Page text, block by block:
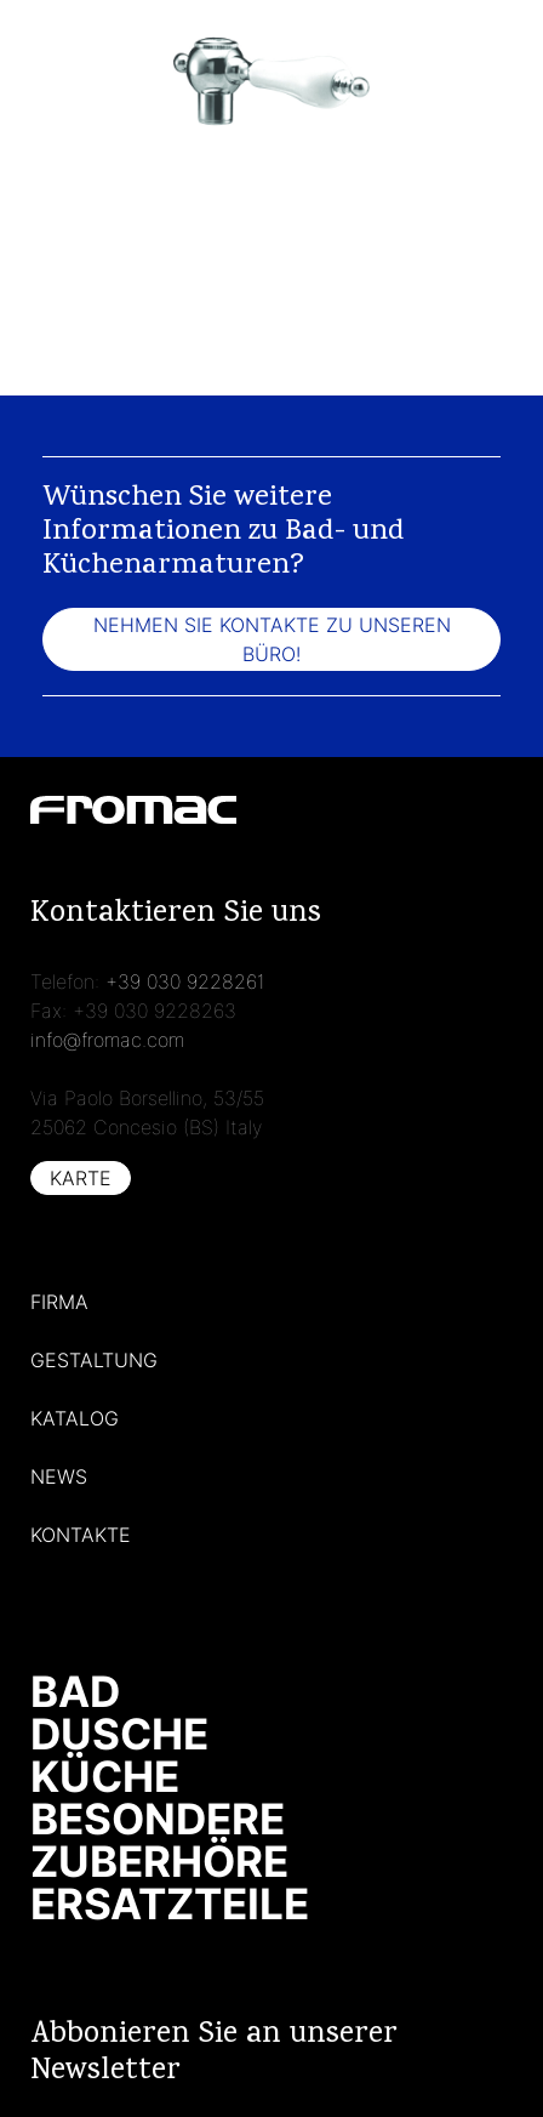
Wünschen Sie weitere
Informationen zu Bad- und
Küchenarmaturen?
NEHMEN SIE KONTAKTE ZU UNSEREN
BÜRO!
Kontaktieren Sie uns
Telefon: +39 030 9228261
Fax: +39 030 9228263
info@fromac.com
Via Paolo Borsellino, 53/55
25062 Concesio (BS) Italy
KARTE
FIRMA
GESTALTUNG
KATALOG
NEWS
KONTAKTE
BAD
DUSCHE
KÜCHE
BESONDERE
ZUBERHÖRE
ERSATZTEILE
Abbonieren Sie an unserer
Newsletter